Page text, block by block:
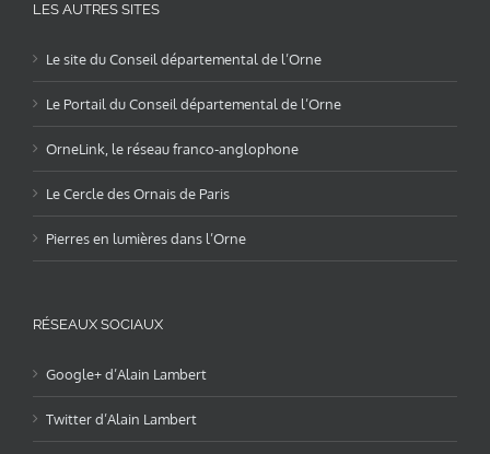
LES AUTRES SITES
Le site du Conseil départemental de l’Orne
Le Portail du Conseil départemental de l’Orne
OrneLink, le réseau franco-anglophone
Le Cercle des Ornais de Paris
Pierres en lumières dans l’Orne
RÉSEAUX SOCIAUX
Google+ d’Alain Lambert
Twitter d’Alain Lambert